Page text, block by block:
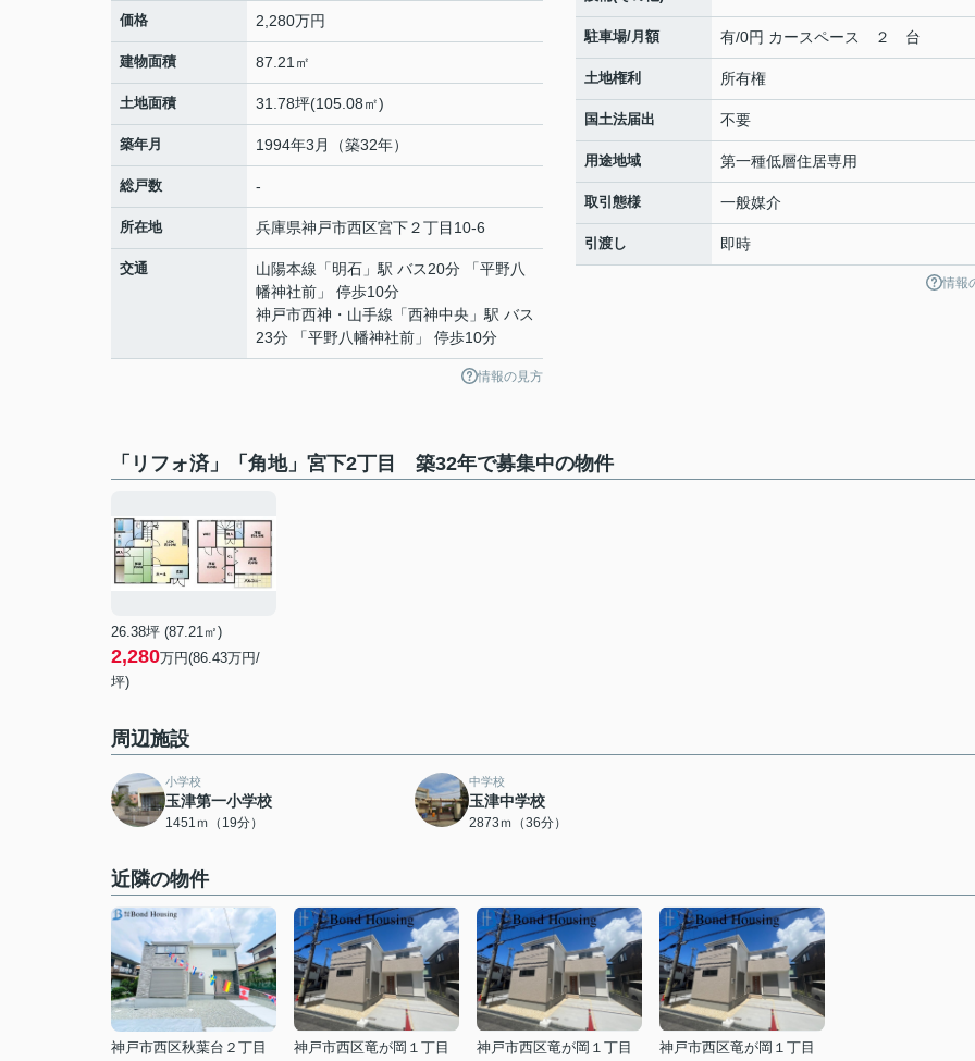
価格 2,280万円
建物面積 87.21㎡
土地面積 31.78坪(105.08㎡)
築年月 1994年3月（築32年）
総戸数 -
所在地 兵庫県神戸市西区宮下２丁目10-6
交通 山陽本線 「明石 」駅 バス20分 「平野八
幡神社前」 停歩10分
神戸市西神・山手線 「西神中央 」駅 バス
23分 「平野八幡神社前」 停歩10分
情報の見方
駐車場/月額 有/0円 カースペース ２ 台
土地権利 所有権
国土法届出 不要
用途地域 第一種低層住居専用
取引態様 一般媒介
引渡し 即時
情報
「リフォ済」「角地」宮下2丁目 築32年で募集中の物件
26.38坪 (87.21㎡)
2,280万円(86.43万円/
坪)
周辺施設
小学校
玉津第一小学校
1451ｍ（19分）
中学校
玉津中学校
2873ｍ（36分）
近隣の物件
神戸市西区秋葉台２丁目
神戸市西区竜が岡１丁目
神戸市西区竜が岡１丁目
神戸市西区竜が岡１丁目